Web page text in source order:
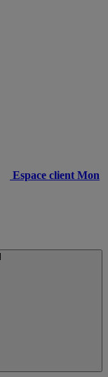
Espace client Mon